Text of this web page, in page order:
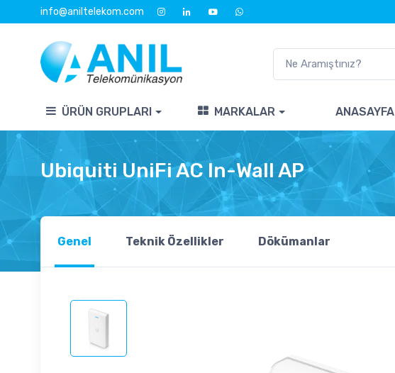
info@aniltelekom.com
ÜRÜN GRUPLARI MARKALAR ANASAYFA
Ubiquiti UniFi AC In-Wall AP
Genel Teknik Özellikler Dökümanlar